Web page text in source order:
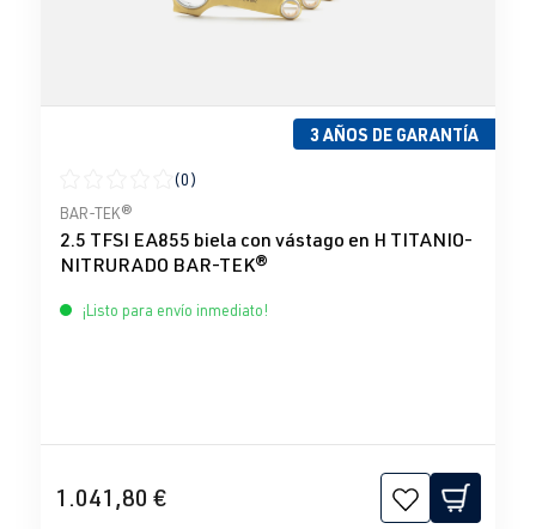
3 AÑOS DE GARANTÍA
Calificación promedio de 0 de 5 estrellas
(0)
BAR-TEK®
2.5 TFSI EA855 biela con vástago en H TITANIO-
NITRURADO BAR-TEK®
¡Listo para envío inmediato!
1.041,80 €